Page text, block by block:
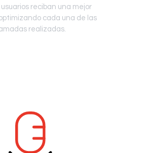
reciban una mejor
cada una de las
realizadas.